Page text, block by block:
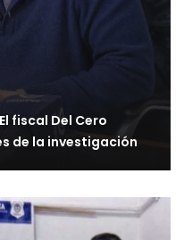
fiscal Del Cero
de la investigación